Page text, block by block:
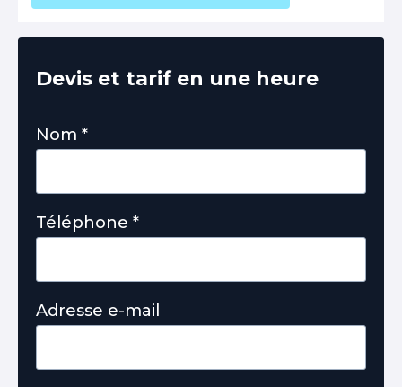
Devis et tarif en une heure
Nom *
Téléphone *
Adresse e-mail